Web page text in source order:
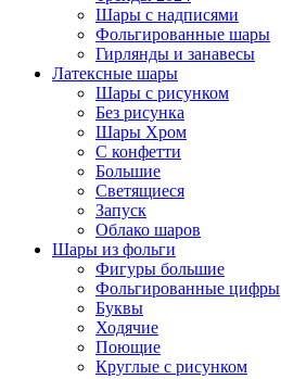
Шары с надписями
Фольгированные шары
Гирлянды и занавесы
Латексные шары
Шары с рисунком
Без рисунка
Шары Хром
C конфетти
Большие
Светящиеся
Запуск
Облако шаров
Шары из фольги
Фигуры большие
Фольгированные цифры
Буквы
Ходячие
Поющие
Круглые с рисунком